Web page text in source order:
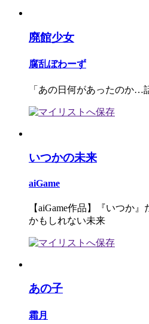
廃館少女
腐乱ぼわーず
「あの日何があったのか…
いつかの未来
aiGame
【aiGame作品】『いつか
かもしれない未来
あの子
霜月